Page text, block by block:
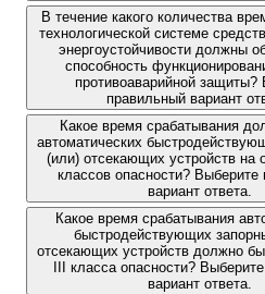
В течение какого количества
технологической системе
энергоустойчивости должны
способность
противоаварийной защиты?
правильный вариант
Какое время срабатывания
автоматических
(или) отсекающих устройств на
классов опасности? Выберите
вариант ответа.
Какое время срабатывания
быстродействующих
отсекающих устройств должно
III класса опасности?
вариант ответа.